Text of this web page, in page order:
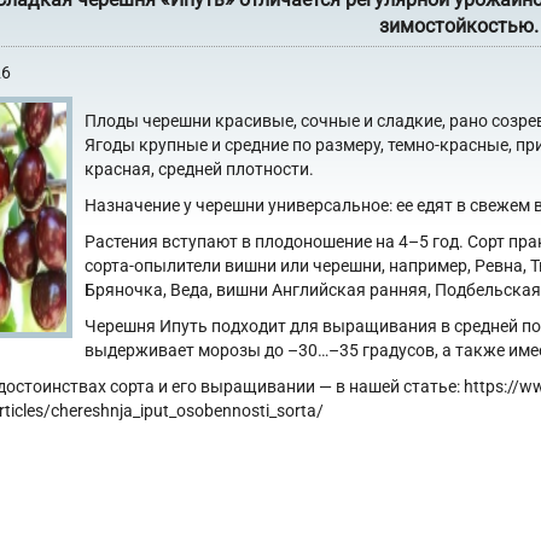
зимостойкостью.
Плоды черешни красивые, сочные и сладкие, рано
Ягоды крупные и средние по размеру, темно-красные,
красная, средней плотности.
Назначение у черешни универсальное: ее едят в
Растения вступают в плодоношение на 4–5 год. Сорт
сорта-опылители вишни или черешни, например, Ревна,
Бряночка, Веда, вишни Английская ранняя,
Черешня Ипуть подходит для выращивания в средней
выдерживает морозы до –30…–35 градусов, а также
сорта и его выращивании — в нашей статье: https://
chereshnja_iput_osobennosti_sorta/